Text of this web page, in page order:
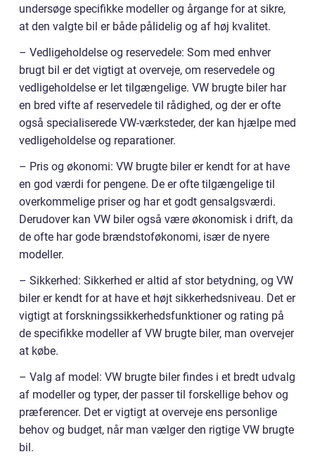
undersøge specifikke modeller og årgange for at sikre,
at den valgte bil er både pålidelig og af høj kvalitet.
– Vedligeholdelse og reservedele: Som med enhver
brugt bil er det vigtigt at overveje, om reservedele og
vedligeholdelse er let tilgængelige. VW brugte biler har
en bred vifte af reservedele til rådighed, og der er ofte
også specialiserede VW-værksteder, der kan hjælpe med
vedligeholdelse og reparationer.
– Pris og økonomi: VW brugte biler er kendt for at have
en god værdi for pengene. De er ofte tilgængelige til
overkommelige priser og har et godt gensalgsværdi.
Derudover kan VW biler også være økonomisk i drift, da
de ofte har gode brændstoføkonomi, især de nyere
modeller.
– Sikkerhed: Sikkerhed er altid af stor betydning, og VW
biler er kendt for at have et højt sikkerhedsniveau. Det er
vigtigt at forskningssikkerhedsfunktioner og rating på
de specifikke modeller af VW brugte biler, man overvejer
at købe.
– Valg af model: VW brugte biler findes i et bredt udvalg
af modeller og typer, der passer til forskellige behov og
præferencer. Det er vigtigt at overveje ens personlige
behov og budget, når man vælger den rigtige VW brugte
bil.